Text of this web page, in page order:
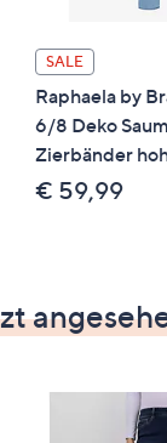
SALE
Raphaela by
6/8 Deko
Zierbänder
€ 59,99